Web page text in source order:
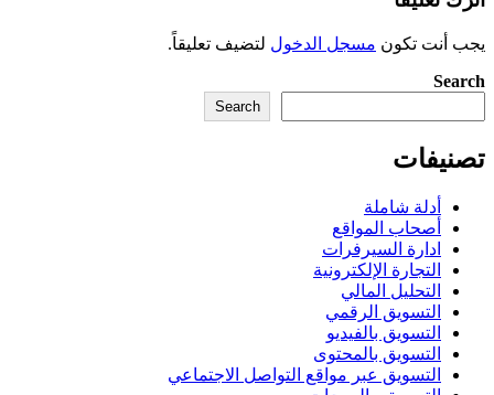
يجب أنت تكون مسجل الدخول لتضيف تعليقاً.
Search
Search
تصنيفات
أدلة شاملة
أصحاب المواقع
ادارة السيرفرات
التجارة الإلكترونية
التحليل المالي
التسويق الرقمي
التسويق بالفيديو
التسويق بالمحتوى
التسويق عبر مواقع التواصل الاجتماعي